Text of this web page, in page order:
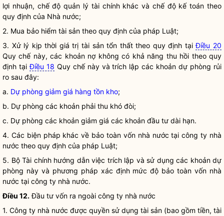
lợi nhuận, chế độ quản lý tài chính khác và chế độ kế toán theo
quy định của Nhà nước;
2. Mua bảo hiểm tài sản theo quy định của pháp Luật;
3. Xử lý kịp thời giá trị tài sản tổn thất theo quy định tạiĐiều 20
Quy chếnày, các khoản nợ không có khả năng thu hồi theo quy
định tạiĐiều 18 Quy chếnày và trích lập các khoản dự phòng rủi
ro sau đây:
a. Dự phòng giảm giá hàng tồn kho;
b. Dự phòng các khoản phải thu khó đòi;
c. Dự phòng các khoản giảm giá các khoản đầu tư dài hạn.
4. Các biện pháp khác về bảo toàn vốn nhà nước tạicông ty nhà
nước theo quy định của pháp Luật;
5. Bộ Tài chính hướng dẫn việc trích lập và sử dụng các khoản dự
phòng này và phương pháp xác định mức độ bảo toàn vốn nhà
nước tại công ty nhà nước.
Điều 12.Đầu tư vốn ra ngoài công ty nhà nước
1. Công ty nhà nước được quyền sử dụng tài sản (bao gồm tiền, tài